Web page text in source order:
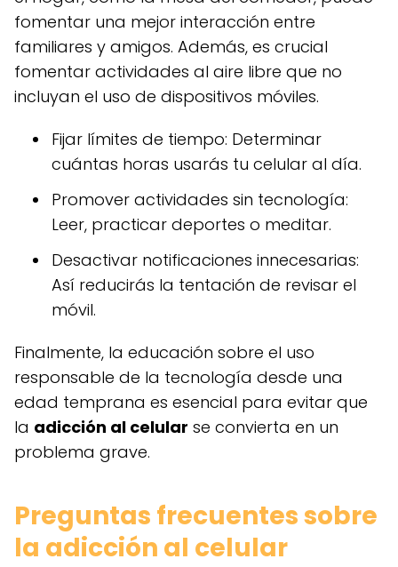
fomentar una mejor interacción entre
familiares y amigos. Además, es crucial
fomentar actividades al aire libre que no
incluyan el uso de dispositivos móviles.
Fijar límites de tiempo: Determinar
cuántas horas usarás tu celular al día.
Promover actividades sin tecnología:
Leer, practicar deportes o meditar.
Desactivar notificaciones innecesarias:
Así reducirás la tentación de revisar el
móvil.
Finalmente, la educación sobre el uso
responsable de la tecnología desde una
edad temprana es esencial para evitar que
la adicción al celular se convierta en un
problema grave.
Preguntas frecuentes sobre
la adicción al celular